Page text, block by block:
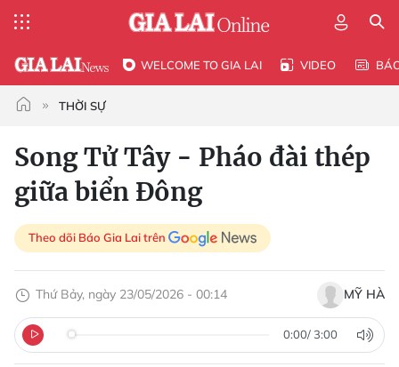
WELCOME TO GIA LAI VIDEO
THỜI SỰ
Song Tử Tây - Pháo đài thép
giữa biển Đông
Theo dõi Báo Gia Lai trên
Thứ Bảy, ngày 23/05/2026 - 00:14 MỸ HÀ
0:00/ 3:00